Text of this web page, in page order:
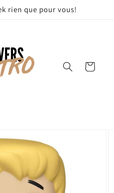
rien que pour vous!
Panier